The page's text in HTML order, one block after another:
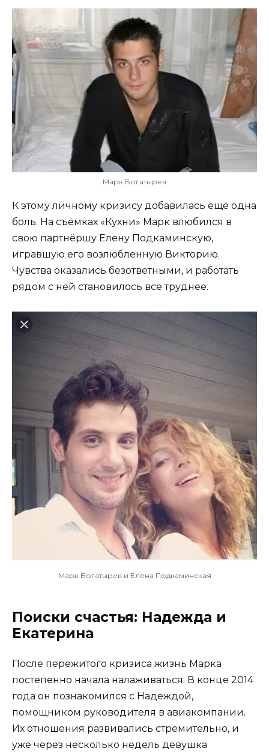
Марк Богатырев
К этому личному кризису добавилась ещё одна
боль. На съёмках «Кухни» Марк влюбился в
свою партнёршу Елену Подкаминскую,
игравшую его возлюбленную Викторию.
Чувства оказались безответными, и работать
рядом с ней становилось всё труднее.
Марк Богатырев и Елена Подкаминская
Поиски счастья: Надежда и
Екатерина
После пережитого кризиса жизнь Марка
постепенно начала налаживаться. В конце 2014
года он познакомился с Надеждой,
помощником руководителя в авиакомпании.
Их отношения развивались стремительно, и
уже через несколько недель девушка